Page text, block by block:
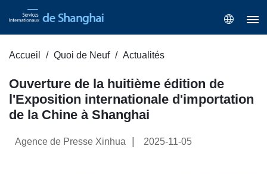
Accueil Quoi de Neuf Actualités
Ouverture de la huitième édition de
l'Exposition internationale d'importation
de la Chine à Shanghai
Agence de Presse Xinhua 2025-11-05